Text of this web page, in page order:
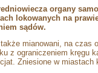
organy
lokowanych na
sądów.
mianowani, na czas
z ograniczeniem kręgu
Zniesione w